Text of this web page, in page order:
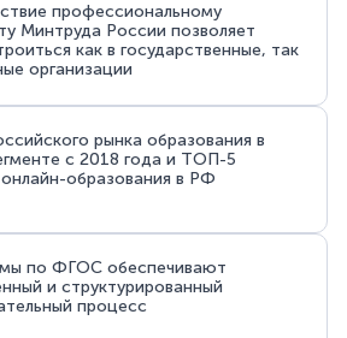
профессиональному
Минтруда России позволяет
как в государственные, так
организации
рынка образования в
с 2018 года и ТОП-5
образования в РФ
по ФГОС обеспечивают
и структурированный
процесс